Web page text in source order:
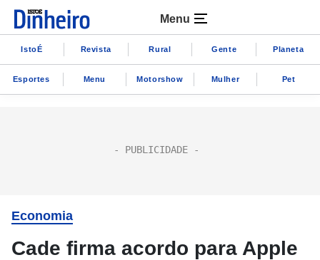
Menu
IstoÉ Revista Rural Gente Planeta
Esportes Menu Motorshow Mulher Pet
Economia
Cade firma acordo para Apple